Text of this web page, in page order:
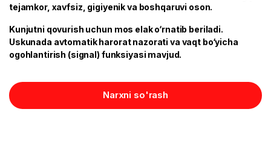
tejamkor, xavfsiz, gigiyenik va boshqaruvi oson.
Kunjutni qovurish uchun mos elak o‘rnatib beriladi.
Uskunada avtomatik harorat nazorati va vaqt bo‘yicha
ogohlantirish (signal) funksiyasi mavjud.
Narxni so'rash